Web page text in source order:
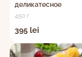
деликатесное
450 г
395 lei